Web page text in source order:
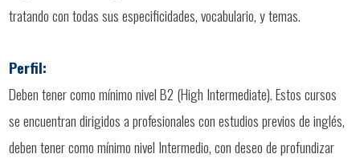
tratando con todas sus especificidades, vocabulario, y temas.
Perfil:
Deben tener como mínimo nivel B2 (High Intermediate). Estos cursos
se encuentran dirigidos a profesionales con estudios previos de inglés,
deben tener como mínimo nivel Intermedio, con deseo de profundizar